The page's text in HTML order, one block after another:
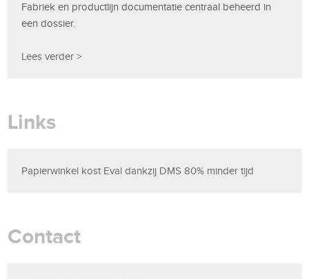
Fabriek en productlijn documentatie centraal beheerd in
een dossier.
Lees verder >
Links
Papierwinkel kost Eval dankzij DMS 80% minder tijd
Contact